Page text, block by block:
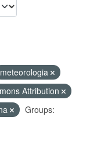
meteorologia
Attribution
Groups: